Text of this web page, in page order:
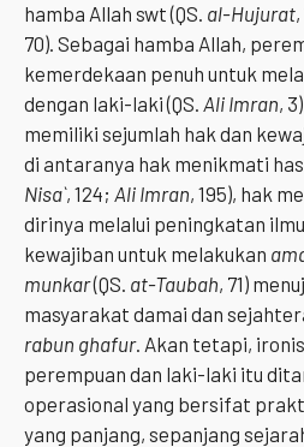
hamba Allah swt (QS. al-Hujurat
70). Sebagai hamba Allah,
kemerdekaan penuh untuk
dengan laki-laki (QS. Ali Imran,
memiliki sejumlah hak dan
di antaranya hak menikmati
Nisa`, 124; Ali Imran, 195), hak
dirinya melalui peningkatan
kewajiban untuk melakukan
munkar(QS. at-Taubah, 71)
masyarakat damai dan
rabun ghafur. Akan tetapi,
perempuan dan laki-laki itu
operasional yang bersifat
yang panjang, sepanjang